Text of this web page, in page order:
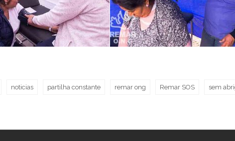
noticias partilha constante remar ong Remar SOS sem